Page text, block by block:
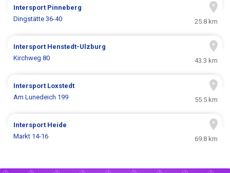
Intersport Pinneberg
Dingstätte 36-40
25.8 km
Intersport Henstedt-Ulzburg
Kirchweg 80
43.3 km
Intersport Loxstedt
Am Lunedeich 199
55.5 km
Intersport Heide
Markt 14-16
69.8 km